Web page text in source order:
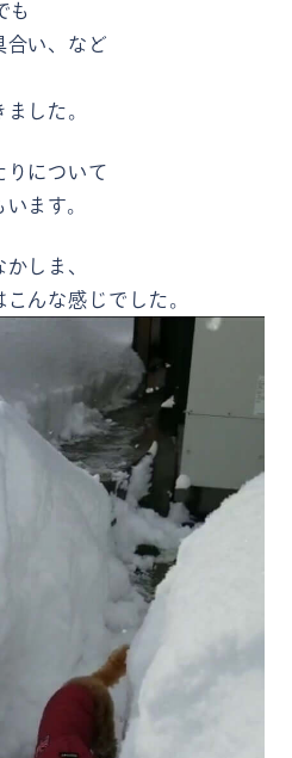
も
合い、など
した。
りについて
ます。
しま、
んな感じでした。